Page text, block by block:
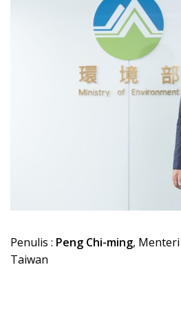
Penulis : Peng Chi-ming,
Taiwan